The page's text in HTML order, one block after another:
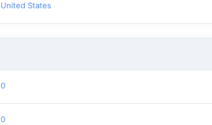
United States
0
0